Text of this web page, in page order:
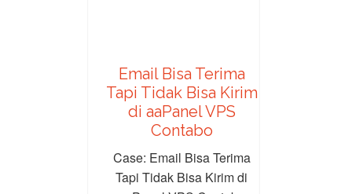
Email Bisa Terima
Tapi Tidak Bisa Kirim
di aaPanel VPS
Contabo
Case: Email Bisa Terima
Tapi Tidak Bisa Kirim di